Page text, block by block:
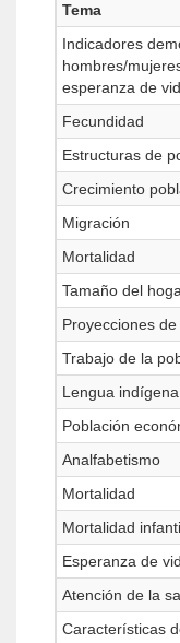
Tema
Indicadores
hombres/
esperanza de
Fecundidad
Estructuras de
Crecimiento
Migración
Mortalidad
Tamaño del
Proyecciones
Trabajo de la
Lengua indígena
Población
Analfabetismo
Mortalidad
Mortalidad
Esperanza de
Atención de la
Características